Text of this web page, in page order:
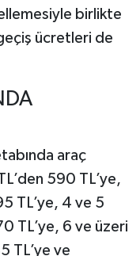
birlikte
ücretleri de
araç
590 TL’ye,
TL’ye, 4 ve 5
TL’ye, 6 ve üzeri
TL’ye ve